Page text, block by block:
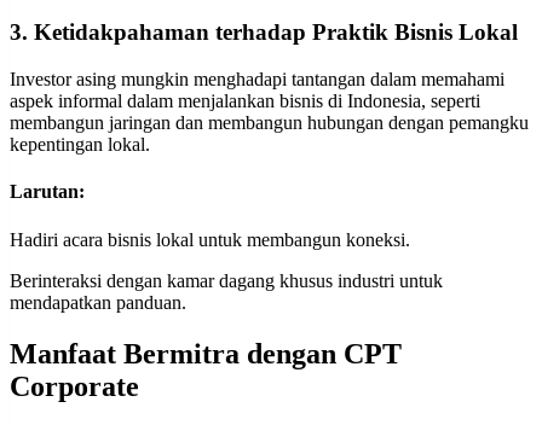
3. Ketidakpahaman terhadap Praktik Bisnis Lokal
Investor asing mungkin menghadapi tantangan dalam memahami
aspek informal dalam menjalankan bisnis di Indonesia, seperti
membangun jaringan dan membangun hubungan dengan pemangku
kepentingan lokal.
Larutan:
Hadiri acara bisnis lokal untuk membangun koneksi.
Berinteraksi dengan kamar dagang khusus industri untuk
mendapatkan panduan.
Manfaat Bermitra dengan CPT
Corporate